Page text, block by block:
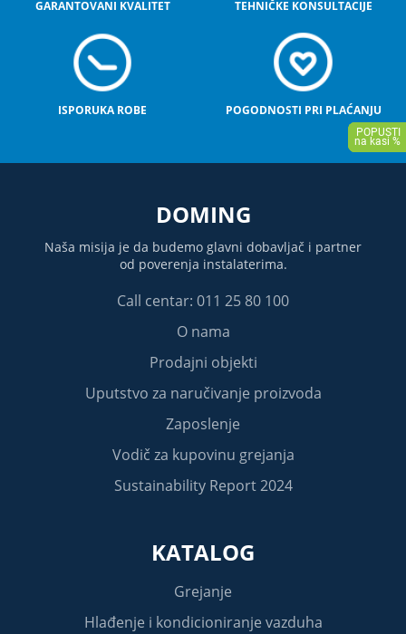
GARANTOVANI KVALITET TEHNIČKE KONSULTACIJE
ISPORUKA ROBE POGODNOSTI PRI PLAĆANJU
DOMING
Naša misija je da budemo glavni dobavljač i partner
od poverenja instalaterima.
Call centar: 011 25 80 100
O nama
Prodajni objekti
Uputstvo za naručivanje proizvoda
Zaposlenje
Vodič za kupovinu grejanja
Sustainability Report 2024
KATALOG
Grejanje
Hlađenje i kondicioniranje vazduha